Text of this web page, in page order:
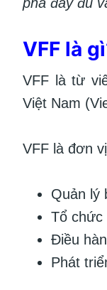
VFF là
VFF là từ
Việt Nam
VFF là đơn
Quản lý
Tổ chức
Điều
Phát